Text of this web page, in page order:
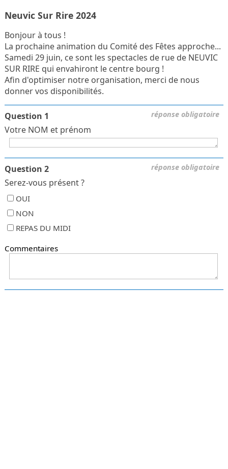
Neuvic Sur Rire 2024
Bonjour à tous !
La prochaine animation du Comité des Fêtes approche...
Samedi 29 juin, ce sont les spectacles de rue de NEUVIC
SUR RIRE qui envahiront le centre bourg !
Afin d'optimiser notre organisation, merci de nous
donner vos disponibilités.
réponse obligatoire
Question 1
Votre NOM et prénom
réponse obligatoire
Question 2
Serez-vous présent ?
OUI
NON
REPAS DU MIDI
Commentaires